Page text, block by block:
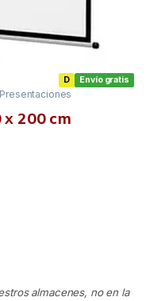
Envío gratis
D
Presentaciones
200 cm
almacenes, no en la